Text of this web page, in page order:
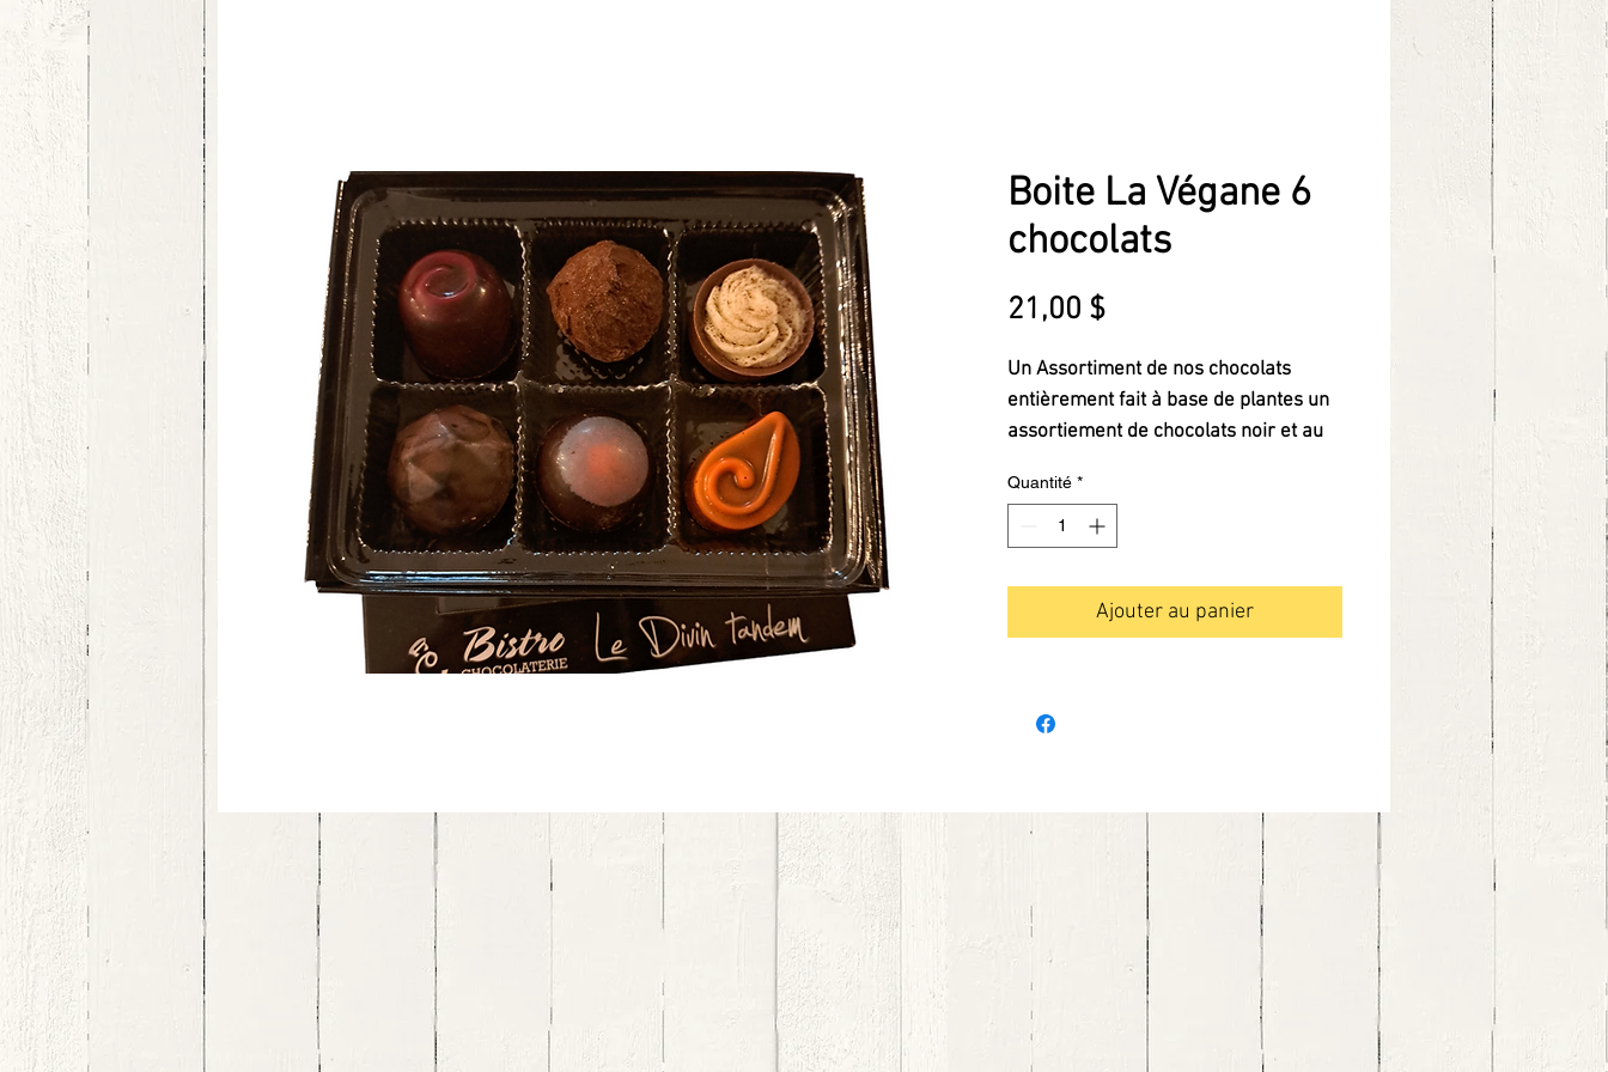
Boite La Végane 6
chocolats
21,00 $Prix
Un Assortiment de nos chocolats
entièrement fait à base de plantes un
assortiement de chocolats noir et au
Camerise, cerise, mandarine, ganache
à la pomme confite, oranges et
Quantité *
Ajouter au panier